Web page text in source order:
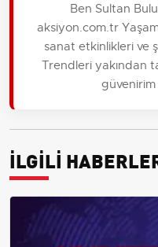
Ben Sultan
aksiyon.com.tr
sanat etkinlikleri ve
Trendleri yakından
güvenirim
İLGİLİ